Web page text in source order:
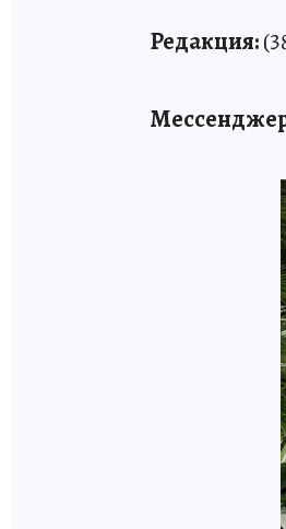
Редакция: